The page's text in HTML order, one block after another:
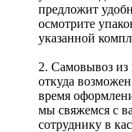
предложит
осмотрите
указанной
2. Самовывоз из
откуда
время
мы свяжемся с
сотруднику в